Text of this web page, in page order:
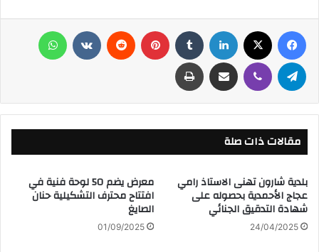
مقالات ذات صلة
بلدية شارون تهنى الاستاذ رامي
عجاج الأحمدية بحصوله على
شهادة التدقيق الجنائي
24/04/2025
معرض يضم 50 لوحة فنية في
افتتاح محترف التشكيلية حنان
الصايغ
01/09/2025